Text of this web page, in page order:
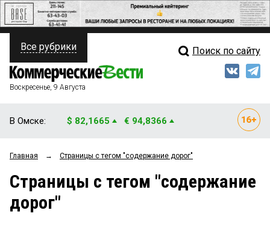
ПОЛИТИКА
ФИНАНСЫ
ОБЩЕСТВО
ЗАКОН
НОВОСТИ КОМПАНИЙ
Свежий выпуск
Мнения
Рейтинги
Все рубрики Поиск по сайту
Воскресенье, 9 Августа
В Омске: $ 82,1665 € 94,8366
Главная → Страницы c тегом "содержание дорог"
Страницы c тегом "содержание
дорог"